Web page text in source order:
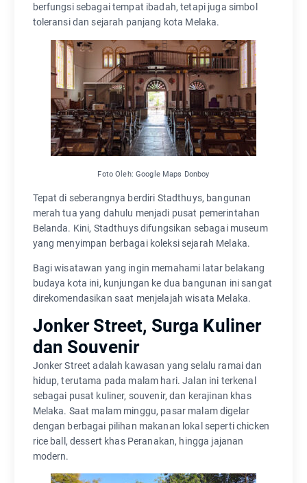
berfungsi sebagai tempat ibadah, tetapi juga simbol
toleransi dan sejarah panjang kota Melaka.
Foto Oleh: Google Maps Donboy
Tepat di seberangnya berdiri Stadthuys, bangunan
merah tua yang dahulu menjadi pusat pemerintahan
Belanda. Kini, Stadthuys difungsikan sebagai museum
yang menyimpan berbagai koleksi sejarah Melaka.
Bagi wisatawan yang ingin memahami latar belakang
budaya kota ini, kunjungan ke dua bangunan ini sangat
direkomendasikan saat menjelajah wisata Melaka.
Jonker Street, Surga Kuliner
dan Souvenir
Jonker Street adalah kawasan yang selalu ramai dan
hidup, terutama pada malam hari. Jalan ini terkenal
sebagai pusat kuliner, souvenir, dan kerajinan khas
Melaka. Saat malam minggu, pasar malam digelar
dengan berbagai pilihan makanan lokal seperti chicken
rice ball, dessert khas Peranakan, hingga jajanan
modern.